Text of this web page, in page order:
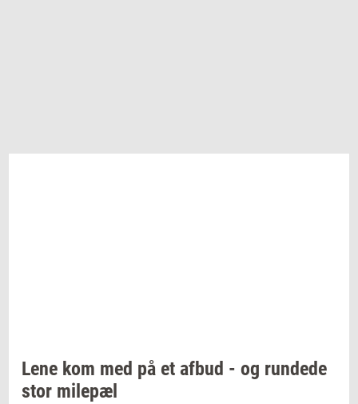
Lene kom med på et afbud - og run­de­de
stor milepæl